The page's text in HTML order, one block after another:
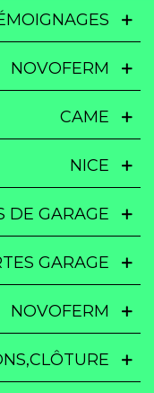
NOVOFERM
CAME
NICE
DE GARAGE
GARAGE
NOVOFERM